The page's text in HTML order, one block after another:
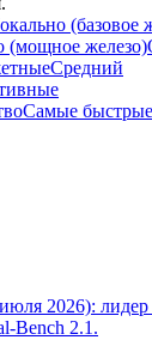
(базовое
(мощное железо)
Средний
Самые быстрые
2026): лидер
Bench 2.1.